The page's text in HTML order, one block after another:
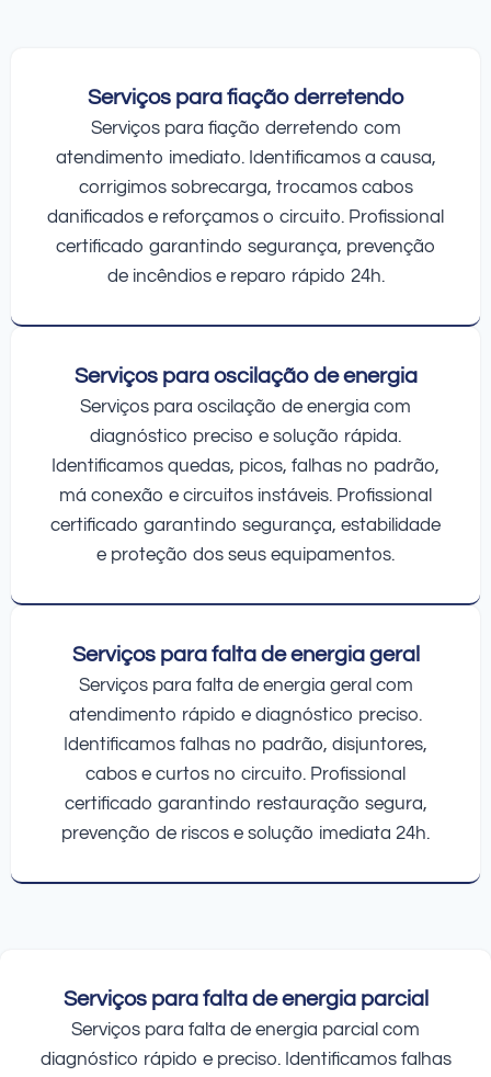
Serviços para fiação derretendo
Serviços para fiação derretendo com
atendimento imediato. Identificamos a causa,
corrigimos sobrecarga, trocamos cabos
danificados e reforçamos o circuito. Profissional
certificado garantindo segurança, prevenção
de incêndios e reparo rápido 24h.
Serviços para oscilação de energia
Serviços para oscilação de energia com
diagnóstico preciso e solução rápida.
Identificamos quedas, picos, falhas no padrão,
má conexão e circuitos instáveis. Profissional
certificado garantindo segurança, estabilidade
e proteção dos seus equipamentos.
Serviços para falta de energia geral
Serviços para falta de energia geral com
atendimento rápido e diagnóstico preciso.
Identificamos falhas no padrão, disjuntores,
cabos e curtos no circuito. Profissional
certificado garantindo restauração segura,
prevenção de riscos e solução imediata 24h.
Serviços para falta de energia parcial
Serviços para falta de energia parcial com
diagnóstico rápido e preciso. Identificamos falhas